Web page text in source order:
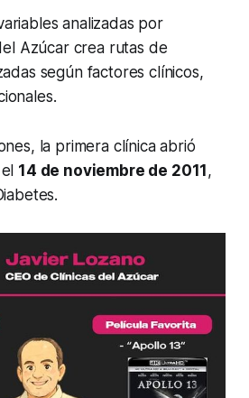
analizadas por
Azúcar crea rutas de
según factores clínicos,
la primera clínica abrió
14 de noviembre de 2011 ,